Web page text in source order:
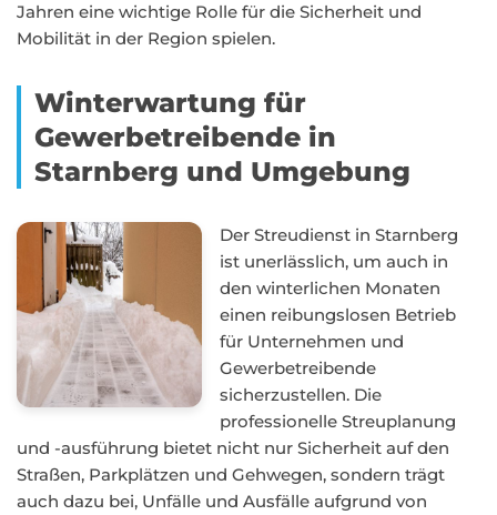
Jahren eine wichtige Rolle für die Sicherheit und
Mobilität in der Region spielen.
Winterwartung für
Gewerbetreibende in
Starnberg und Umgebung
Der Streudienst in Starnberg
ist unerlässlich, um auch in
den winterlichen Monaten
einen reibungslosen Betrieb
für Unternehmen und
Gewerbetreibende
sicherzustellen. Die
professionelle Streuplanung
und -ausführung bietet nicht nur Sicherheit auf den
Straßen, Parkplätzen und Gehwegen, sondern trägt
auch dazu bei, Unfälle und Ausfälle aufgrund von